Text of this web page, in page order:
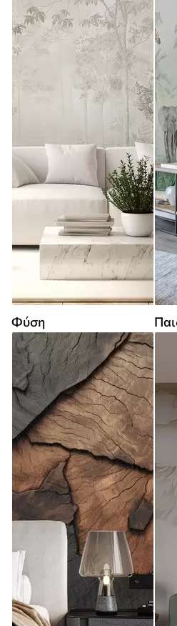
Φύση